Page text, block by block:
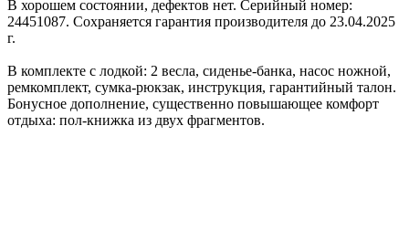
В хорошем состоянии, дефектов нет. Серийный номер:
24451087. Сохраняется гарантия производителя до 23.04.2025
г.
В комплекте с лодкой: 2 весла, сиденье-банка, насос ножной,
ремкомплект, сумка-рюкзак, инструкция, гарантийный талон.
Бонусное дополнение, существенно повышающее комфорт
отдыха: пол-книжка из двух фрагментов.